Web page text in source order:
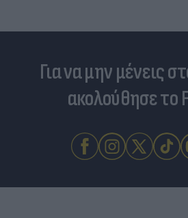
Για να μην μένεις
ακολούθησε το